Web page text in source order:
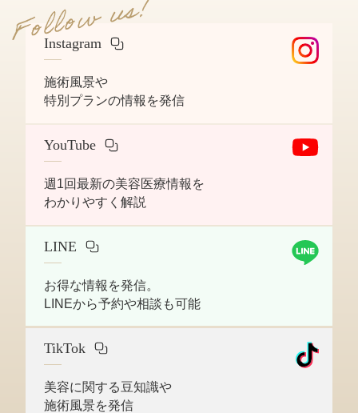
Instagram
施術風景や
特別プランの情報を発信
YouTube
週1回最新の美容医療情報を
わかりやすく解説
LINE
お得な情報を発信。
LINEから予約や相談も可能
TikTok
美容に関する豆知識や
施術風景を発信